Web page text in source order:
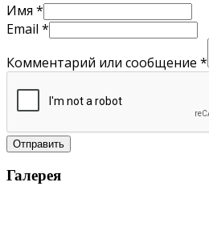
Имя *
Email *
Комментарий или сообщение *
Отправить
Галерея